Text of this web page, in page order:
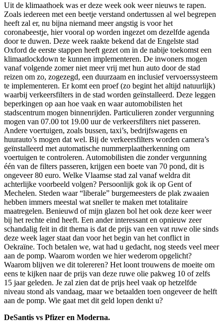
Uit de klimaathoek was er deze week ook weer nieuws te rapen.
Zoals iedereen met een beetje verstand ondertussen al wel begrepen
heeft zal er, nu bijna niemand meer angstig is voor het
coronabeestje, hier vooral op worden ingezet om dezelfde agenda
door te duwen. Deze week raakte bekend dat de Engelste stad
Oxford de eerste stappen heeft gezet om in de nabije toekomst een
klimaatlockdown te kunnen implementeren. De inwoners mogen
vanaf volgende zomer niet meer vrij met hun auto door de stad
reizen om zo, zogezegd, een duurzaam en inclusief vervoerssysteem
te implementeren. Er komt een proef (zo begint het altijd natuurlijk)
waarbij verkeersfilters in de stad worden geïnstalleerd. Deze leggen
beperkingen op aan hoe vaak en waar automobilisten het
stadscentrum mogen binnenrijden. Particulieren zonder vergunning
mogen van 07.00 tot 19.00 uur de verkeersfilters niet passeren.
Andere voertuigen, zoals bussen, taxi’s, bedrijfswagens en
huurauto’s mogen dat wel. Bij de verkeersfilters worden camera’s
geïnstalleerd met automatische nummerplaatherkenning om
voertuigen te controleren. Automobilisten die zonder vergunning
één van de filters passeren, krijgen een boete van 70 pond, dit is
ongeveer 80 euro. Welke Vlaamse stad zal vanaf weldra dit
achterlijke voorbeeld volgen? Persoonlijk gok ik op Gent of
Mechelen. Steden waar “liberale” burgemeesters de plak zwaaien
hebben immers meestal wat sneller te maken met totalitaire
maatregelen. Benieuwd of mijn glazen bol het ook deze keer weer
bij het rechte eind heeft. Een ander interessant en opnieuw zeer
schandalig feit in dit thema is dat de prijs van een vat ruwe olie sinds
deze week lager staat dan voor het begin van het conflict in
Oekraïne. Toch betalen we, wat had u gedacht, nog steeds veel meer
aan de pomp. Waarom worden we hier wederom opgelicht?
Waarom blijven we dit tolereren? Het loont trouwens de moeite om
eens te kijken naar de prijs van deze ruwe olie pakweg 10 of zelfs
15 jaar geleden. Je zal zien dat de prijs heel vaak op hetzelfde
niveau stond als vandaag, maar we betaalden toen ongeveer de helft
aan de pomp. Wie gaat met dit geld lopen denkt u?
DeSantis vs Pfizer en Moderna.